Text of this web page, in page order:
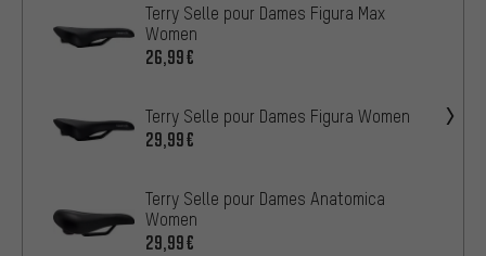
Terry Selle pour Dames Figura Max
Women
26,99€
Terry Selle pour Dames Figura Women
29,99€
Terry Selle pour Dames Anatomica
Women
29,99€